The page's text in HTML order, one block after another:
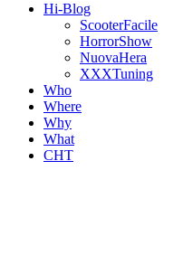
Hi-Blog
ScooterFacile
HorrorShow
NuovaHera
XXXTuning
Who
Where
Why
What
CHT